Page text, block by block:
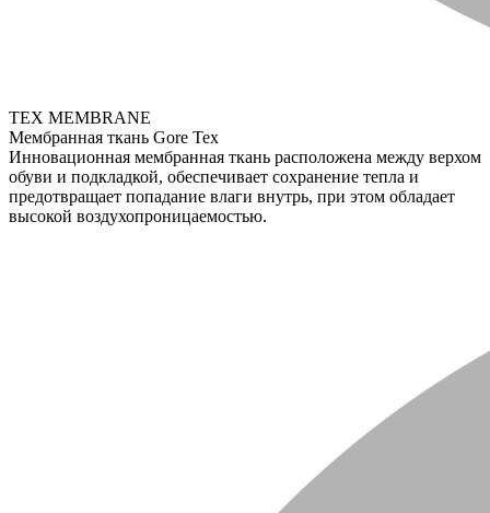
TEX MEMBRANE
Мембранная ткань Gore Tex
Инновационная мембранная ткань расположена между верхом
обуви и подкладкой, обеспечивает сохранение тепла и
предотвращает попадание влаги внутрь, при этом обладает
высокой воздухопроницаемостью.